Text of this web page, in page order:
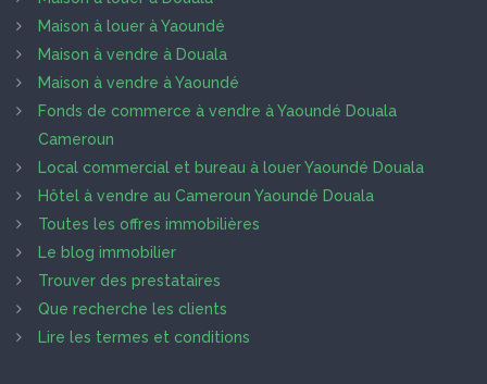
Maison à louer à Yaoundé
Maison à vendre à Douala
Maison à vendre à Yaoundé
Fonds de commerce à vendre à Yaoundé Douala
Cameroun
Local commercial et bureau à louer Yaoundé Douala
Hôtel à vendre au Cameroun Yaoundé Douala
Toutes les offres immobilières
Le blog immobilier
Trouver des prestataires
Que recherche les clients
Lire les termes et conditions